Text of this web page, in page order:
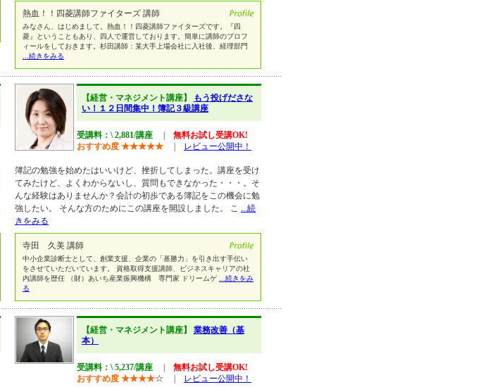
熱血！！四菱講師ファイターズ 講師
みなさん、はじめまして。熱血！！四菱講師ファイターズです。『四
菱』ということもあり、四人で運営しております。簡単に講師のプロフ
ィールをしておきます。杉田講師：某大手上場会社に入社後、経理部門
...続きをみる
【経営・マネジメント講座】
もう投げださな
い！１２日間集中！簿記３級講座
受講料：\ 2,881/講座
無料お試し受講OK!
おすすめ度 ★★★★★ レビュー公開中！
簿記の勉強を始めたはいいけど、挫折してしまった。講座を受け
てみたけど、よくわからないし、質問もできなかった・・・。そ
んな経験はありませんか？会計の初歩である簿記をこの機会に勉
強したい。 そんな方のためにこの講座を開設しました。 こ ...続
きをみる
寺田 久美 講師
中小企業診断士として、創業支援、企業の「基勝力」を引き出す手伝い
をさせていただいています。 資格取得支援講師、ビジネスキャリアの社
内講師を歴任 （財）あいち産業振興機構 専門家 ドリームゲ
...続きをみ
る
【経営・マネジメント講座】 業務改善（基
本）
受講料：\ 5,237/講座
無料お試し受講OK!
おすすめ度 ★★★★☆ レビュー公開中！